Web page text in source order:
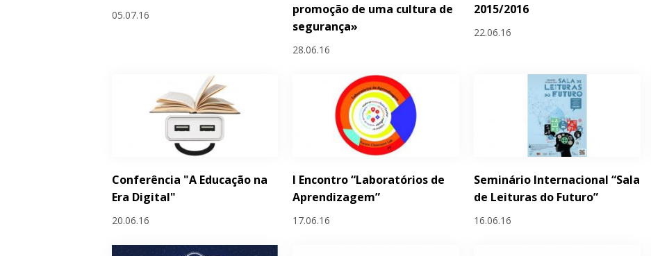
05.07.16
promoção de uma cultura de
segurança»
28.06.16
2015/2016
22.06.16
Conferência "A Educação na
Era Digital"
20.06.16
I Encontro “Laboratórios de
Aprendizagem”
17.06.16
Seminário Internacional “Sala
de Leituras do Futuro”
16.06.16